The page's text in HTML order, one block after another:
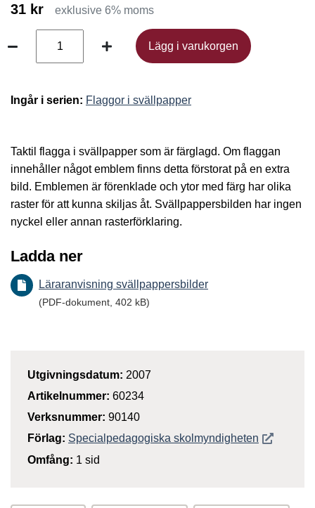
31 kr exklusive 6% moms
Lägg i varukorgen
Lägg i varukorgen
Ingår i serien: Flaggor i svällpapper
Taktil flagga i svällpapper som är färglagd. Om flaggan
innehåller något emblem finns detta förstorat på en extra
bild. Emblemen är förenklade och ytor med färg har olika
raster för att kunna skiljas åt. Svällpappersbilden har ingen
nyckel eller annan rasterförklaring.
Ladda ner
Läraranvisning svällpappersbilder
(PDF-dokument, 402 kB)
Utgivningsdatum: 2007
Artikelnummer: 60234
Verksnummer: 90140
Förlag: Specialpedagogiska skolmyndigheten Öppnas i
Omfång: 1 sid